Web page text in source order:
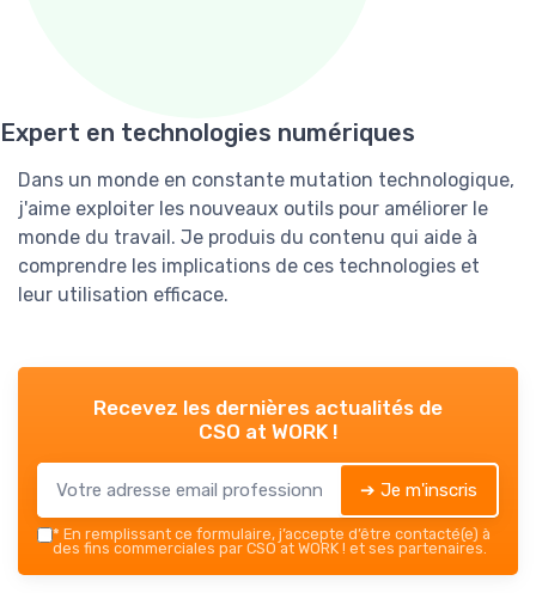
Expert en technologies numériques
Dans un monde en constante mutation technologique,
j'aime exploiter les nouveaux outils pour améliorer le
monde du travail. Je produis du contenu qui aide à
comprendre les implications de ces technologies et
leur utilisation efficace.
Recevez les dernières actualités de
CSO at WORK !
➔ Je m'inscris
* En remplissant ce formulaire, j’accepte d’être contacté(e) à
des fins commerciales par CSO at WORK ! et ses partenaires.